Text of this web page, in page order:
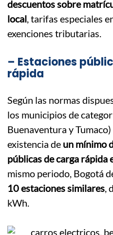
descuentos sobre
local, tarifas especiales
exenciones tributarias.
– Estaciones
rápida
Según las normas
los municipios de
Buenaventura y
existencia de un mínimo
públicas de carga
mismo periodo, Bogotá
10 estaciones similares,
kWh.